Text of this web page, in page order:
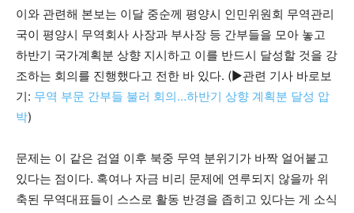
이와 관련해 본보는 이달 중순께 평양시 인민위원회 무역관리
국이 평양시 무역회사 사장과 부사장 등 간부들을 모아 놓고
하반기 국가계획분 상향 지시하고 이를 반드시 달성할 것을 강
조하는 회의를 진행했다고 전한 바 있다. (▶관련 기사 바로보
기: 무역 부문 간부들 불러 회의…하반기 상향 계획분 달성 압
박)
문제는 이 같은 검열 이후 북중 무역 분위기가 바짝 얼어붙고
있다는 점이다. 혹여나 자금 비리 문제에 연루되지 않을까 위
축된 무역대표들이 스스로 활동 반경을 좁히고 있다는 게 소식